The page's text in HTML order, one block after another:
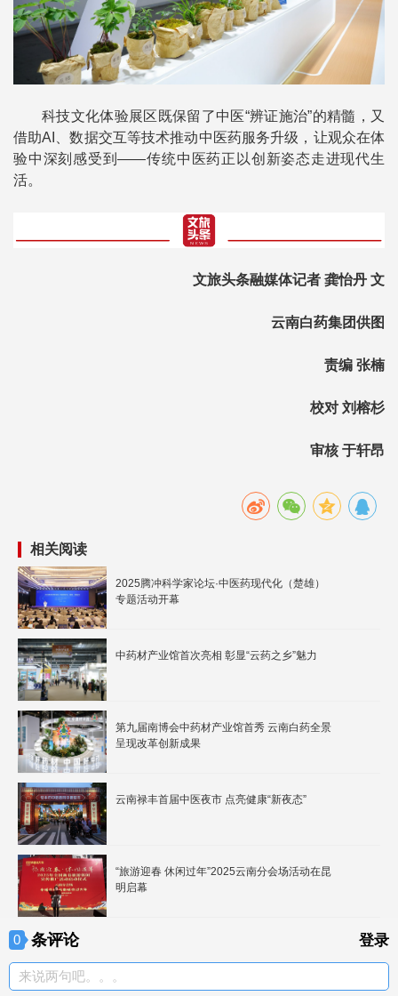
科技文化体验展区既保留了中医“辨证施治”的精髓，又
借助AI、数据交互等技术推动中医药服务升级，让观众在体
验中深刻感受到——传统中医药正以创新姿态走进现代生
活。
文旅头条融媒体记者 龚怡丹 文
云南白药集团供图
责编 张楠
校对 刘榕杉
审核 于轩昂
相关阅读
2025腾冲科学家论坛·中医药现代化（楚雄）
专题活动开幕
中药材产业馆首次亮相 彰显“云药之乡”魅力
第九届南博会中药材产业馆首秀 云南白药全景
呈现改革创新成果
云南禄丰首届中医夜市 点亮健康“新夜态”
“旅游迎春 休闲过年”2025云南分会场活动在昆
明启幕
0 条评论 登录
来说两句吧。。。